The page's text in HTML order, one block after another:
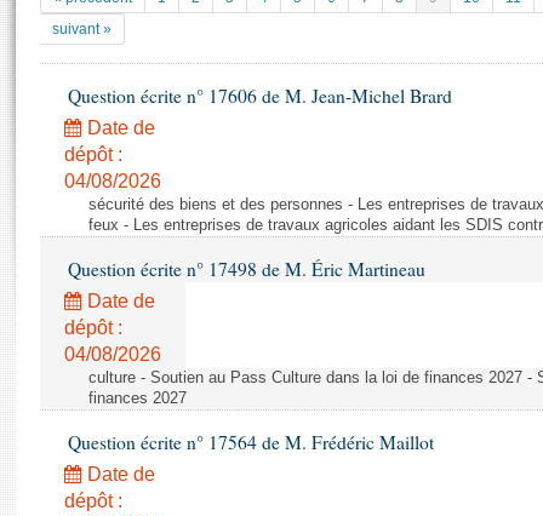
Documents parlementaires
Projets de loi
Propositions de loi
Amendements
Textes adoptés
Rapports d'information
Rapports législatifs
Rapports sur l'application des lois
Baromètre de l’application des lois
Dossiers législatifs
Budget et sécurité sociale
Questions écrites et orales
Comptes rendus des débats
( Constitution | Règlement de l'Assemblée ... )
Histoire
Juniors
Anciennes législatures
Liens vers les sites publics
La Bibliothèque
Les archives
Photos libres de droit
suivant »
Question écrite n° 17606 de M. Jean-Michel Brard
Date de
dépôt :
04/08/2026
sécurité des biens et des personnes - Les entreprises de
feux - Les entreprises de travaux agricoles aidant les SDIS
Question écrite n° 17498 de M. Éric Martineau
Date de
dépôt :
04/08/2026
culture - Soutien au Pass Culture dans la loi de finances 2027 -
finances 2027
Question écrite n° 17564 de M. Frédéric Maillot
Date de
dépôt :